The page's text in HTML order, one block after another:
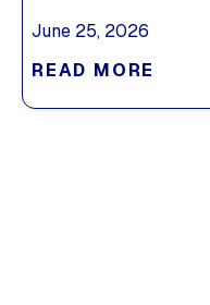
June 25, 2026
READ MORE